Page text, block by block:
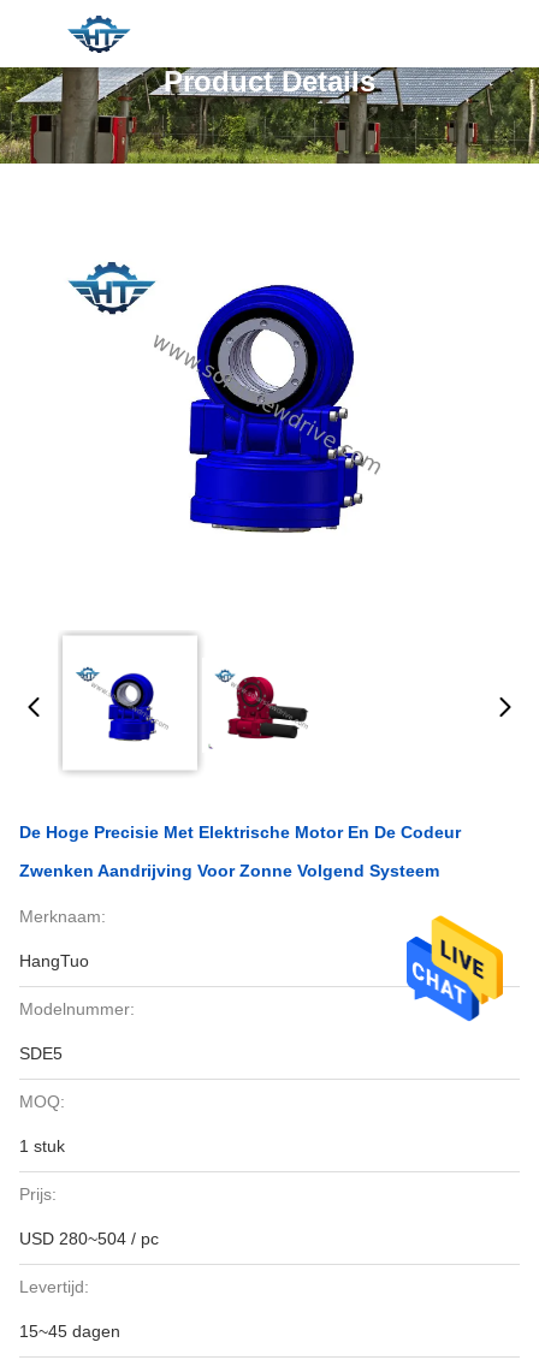
Product Details
De Hoge Precisie Met Elektrische Motor En De Codeur
Zwenken Aandrijving Voor Zonne Volgend Systeem
Merknaam:
HangTuo
Modelnummer:
SDE5
MOQ:
1 stuk
Prijs:
USD 280~504 / pc
Levertijd:
15~45 dagen